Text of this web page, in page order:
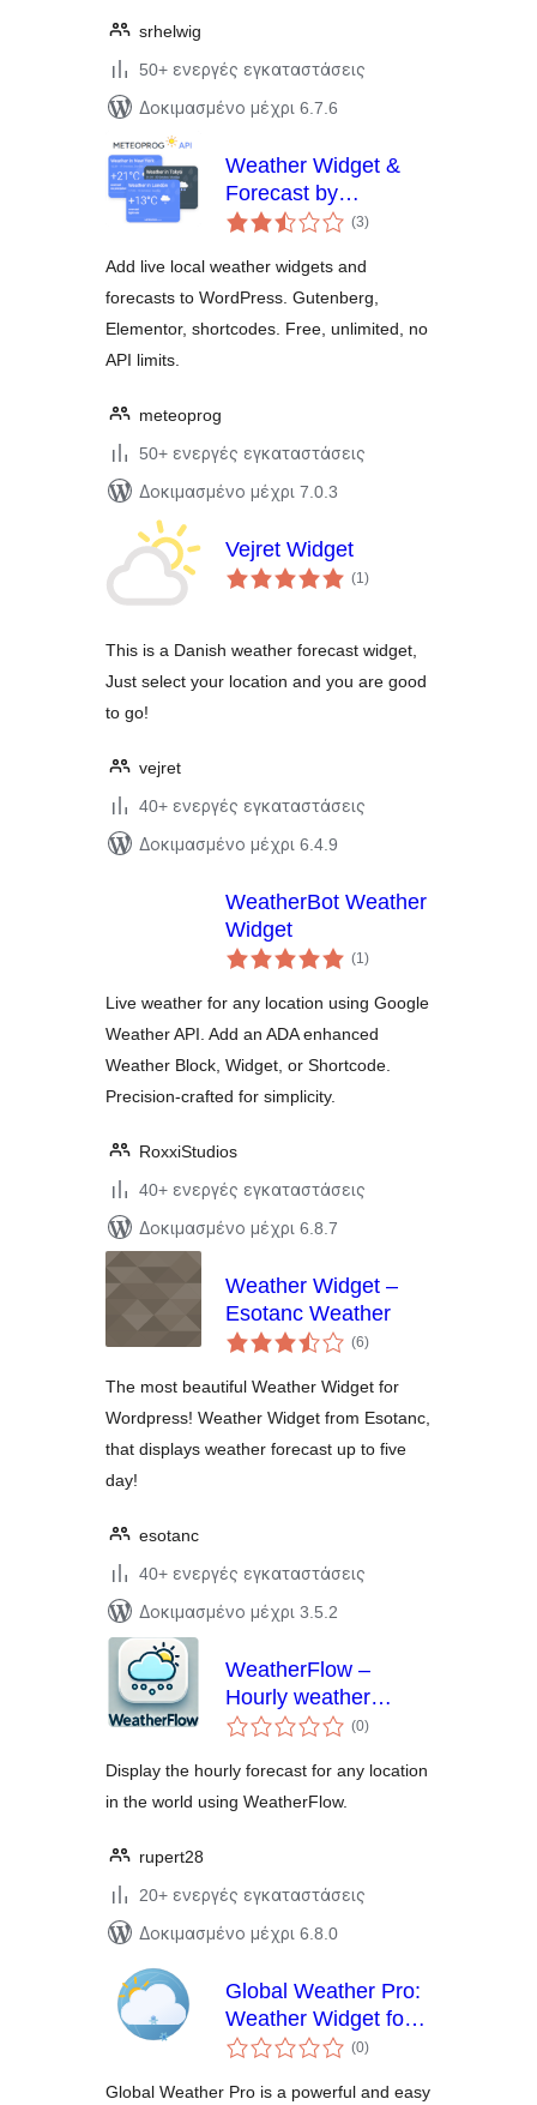
srhelwig
50+ ενεργές εγκαταστάσεις
Δοκιμασμένο μέχρι 6.7.6
Weather Widget &
Forecast by
Meteoprog
(3αξιολογήσεις
σύνολο
)
Add live local weather widgets and
forecasts to WordPress. Gutenberg,
Elementor, shortcodes. Free, unlimited, no
API limits.
meteoprog
50+ ενεργές εγκαταστάσεις
Δοκιμασμένο μέχρι 7.0.3
Vejret Widget
(1αξιολογήσεις
σύνολο
)
This is a Danish weather forecast widget,
Just select your location and you are good
to go!
vejret
40+ ενεργές εγκαταστάσεις
Δοκιμασμένο μέχρι 6.4.9
WeatherBot Weather
Widget
(1αξιολογήσεις
σύνολο
)
Live weather for any location using Google
Weather API. Add an ADA enhanced
Weather Block, Widget, or Shortcode.
Precision-crafted for simplicity.
RoxxiStudios
40+ ενεργές εγκαταστάσεις
Δοκιμασμένο μέχρι 6.8.7
Weather Widget –
Esotanc Weather
(6αξιολογήσεις
σύνολο
)
The most beautiful Weather Widget for
Wordpress! Weather Widget from Esotanc,
that displays weather forecast up to five
day!
esotanc
40+ ενεργές εγκαταστάσεις
Δοκιμασμένο μέχρι 3.5.2
WeatherFlow –
Hourly weather
forecast widget (1-48
(0αξιολογήσεις
σύνολο
)
Display the hourly forecast for any location
in the world using WeatherFlow.
rupert28
20+ ενεργές εγκαταστάσεις
Δοκιμασμένο μέχρι 6.8.0
Global Weather Pro:
Weather Widget for
WordPress
(0αξιολογήσεις
σύνολο
)
Global Weather Pro is a powerful and easy